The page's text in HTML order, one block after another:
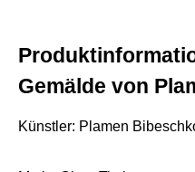
Gemälde von
Künstler: Plamen